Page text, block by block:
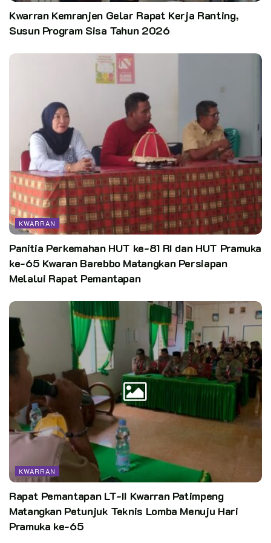
Penghargaan ini menjadi wujud dukungan dan pengakuan atas
dedikasi, peran serta, serta kontribusi para Pembina selama
mengikuti rangkaian kegiatan Karang Pamitran 2025.
Melalui Karang Pamitran ini, Kwarran Cluring menegaskan
komitmennya dalam meningkatkan mutu pembinaan dan
memperkuat karakter Pembina Pramuka agar semakin kreatif,
inspiratif, dan berdampak nyata bagi peserta didik di gugus
depan masing-masing.
Pewarta: Dona Sekretaris – Kwarran Cluring
Editor: pusdatin kwarnas
Kwarran Kemranjen Gelar Rapat Kerja Ranting,
Susun Program Sisa Tahun 2026
KWARRAN
Panitia Perkemahan HUT ke-81 RI dan HUT Pramuka
ke-65 Kwaran Barebbo Matangkan Persiapan
Melalui Rapat Pemantapan
KWARRAN
Rapat Pemantapan LT-II Kwarran Patimpeng
Matangkan Petunjuk Teknis Lomba Menuju Hari
Pramuka ke-65